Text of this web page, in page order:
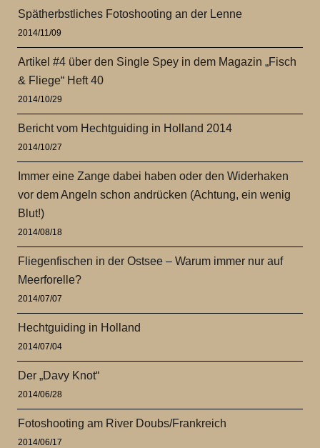
Spätherbstliches Fotoshooting an der Lenne
2014/11/09
Artikel #4 über den Single Spey in dem Magazin „Fisch
& Fliege“ Heft 40
2014/10/29
Bericht vom Hechtguiding in Holland 2014
2014/10/27
Immer eine Zange dabei haben oder den Widerhaken
vor dem Angeln schon andrücken (Achtung, ein wenig
Blut!)
2014/08/18
Fliegenfischen in der Ostsee – Warum immer nur auf
Meerforelle?
2014/07/07
Hechtguiding in Holland
2014/07/04
Der „Davy Knot“
2014/06/28
Fotoshooting am River Doubs/Frankreich
2014/06/17